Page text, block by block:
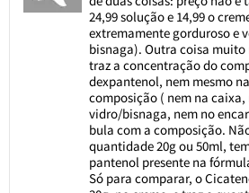
24,99 solução e 14,99 o
extremamente gorduroso e
bisnaga). Outra coisa muito
traz a concentração do
dexpantenol, nem mesmo
composição ( nem na caixa,
vidro/bisnaga, nem no
bula com a composição.
quantidade 20g ou 50ml,
pantenol presente na
Só para comparar, o